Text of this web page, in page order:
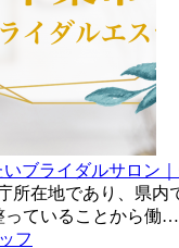
ブライダルサロン
所在地であり、県内
っていることから働…
フ